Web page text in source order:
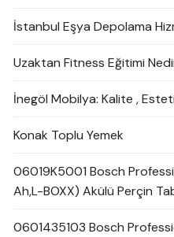
İstanbul Eşya Depolama
Uzaktan Fitness Eğitimi
İnegöl Mobilya: Kalite ,
Konak Toplu Yemek
06019K5001 Bosch
Ah,L-BOXX) Akülü Perçin
0601435103 Bosch